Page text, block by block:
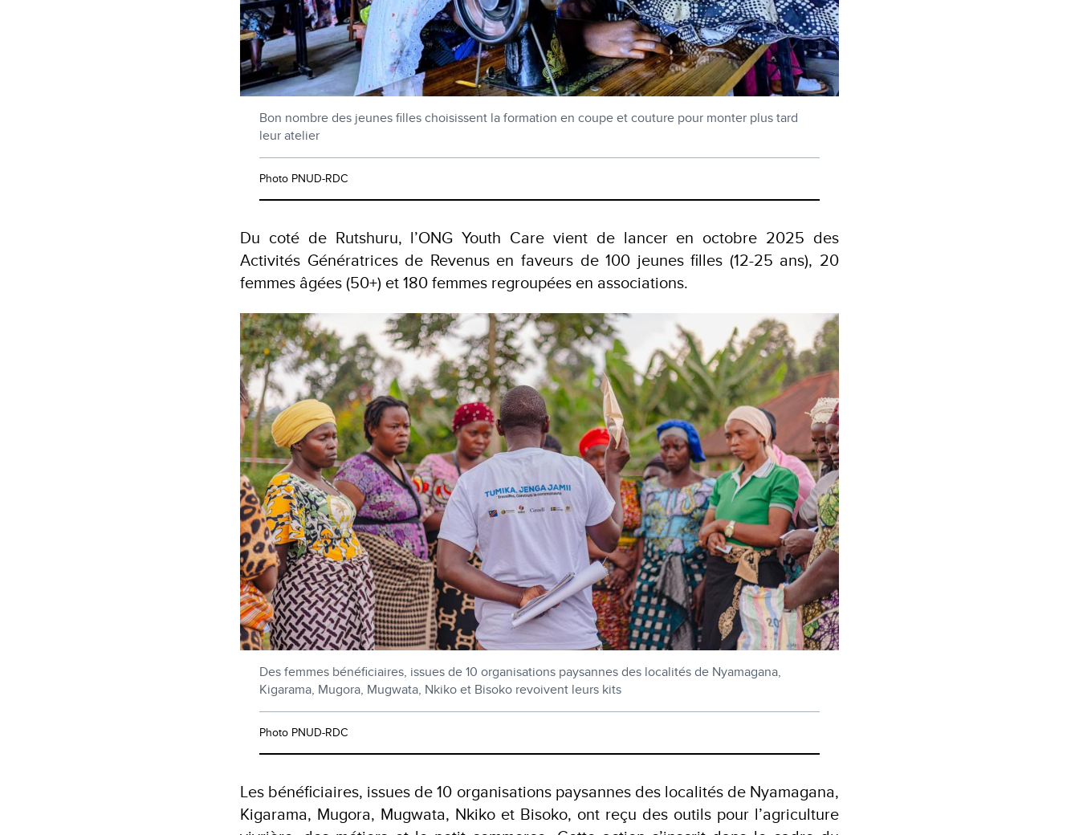
Bon nombre des jeunes filles choisissent la formation en coupe et couture pour monter plus tard
leur atelier
Photo PNUD-RDC
Du coté de Rutshuru, l’ONG Youth Care vient de lancer en octobre 2025 des
Activités Génératrices de Revenus en faveurs de 100 jeunes filles (12-25 ans), 20
femmes âgées (50+) et 180 femmes regroupées en associations.
Des femmes bénéficiaires, issues de 10 organisations paysannes des localités de Nyamagana,
Kigarama, Mugora, Mugwata, Nkiko et Bisoko revoivent leurs kits
Photo PNUD-RDC
Les bénéficiaires, issues de 10 organisations paysannes des localités de Nyamagana,
Kigarama, Mugora, Mugwata, Nkiko et Bisoko, ont reçu des outils pour l’agriculture